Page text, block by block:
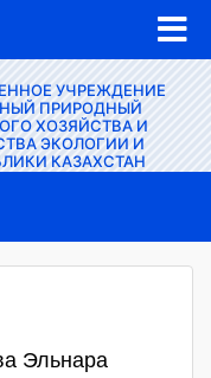
УЧРЕЖДЕНИЕ
ПРИРОДНЫЙ
ХОЗЯЙСТВА И
ЭКОЛОГИИ И
КАЗАХСТАН
Эльнара